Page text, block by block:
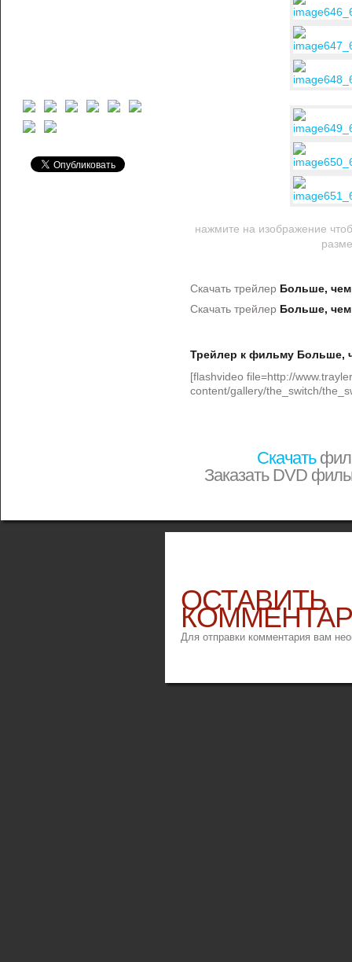
нажмите на изображение
Скачать трейлер Больше, чем
Скачать трейлер Больше, чем
Трейлер к фильму Больше,
[flashvideo file=http://
content/gallery/the_switch/
Скачать
Заказать DVD
ОСТАВИТЬ
Для отправки комментария вам